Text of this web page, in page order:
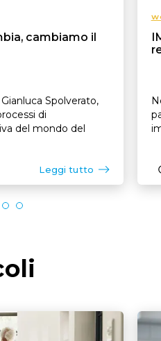
cambiamo il
Spolverato,
di
del mondo del
Leggi tutto